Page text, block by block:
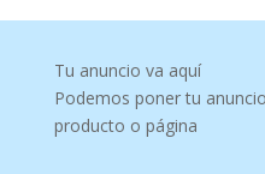
Tu anuncio va aquí
Podemos poner tu
producto o página